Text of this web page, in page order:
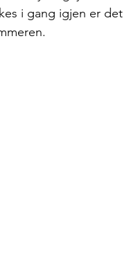
i gang igjen er det